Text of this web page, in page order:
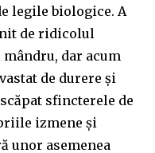
legile biologice. A
de ridicolul
dar acum
de durere și
sfincterele de
izmene și
unor asemenea